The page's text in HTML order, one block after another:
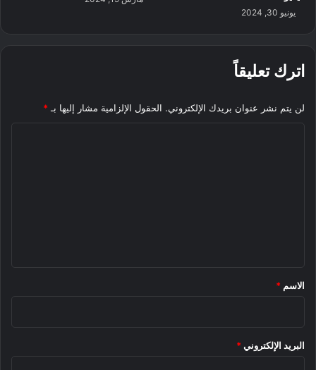
يونيو 30, 2024
اترك تعليقاً
لن يتم نشر عنوان بريدك الإلكتروني. الحقول الإلزامية مشار إليها بـ *
*
الاسم *
البريد الإلكتروني *